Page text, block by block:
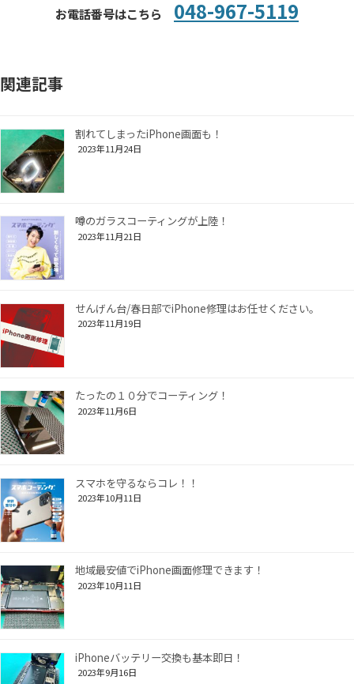
お電話番号はこちら 048-967-5119
関連記事
割れてしまったiPhone画面も！
2023年11月24日
噂のガラスコーティングが上陸！
2023年11月21日
せんげん台/春日部でiPhone修理はお任せください。
2023年11月19日
たったの１０分でコーティング！
2023年11月6日
スマホを守るならコレ！！
2023年10月11日
地域最安値でiPhone画面修理できます！
2023年10月11日
iPhoneバッテリー交換も基本即日！
2023年9月16日